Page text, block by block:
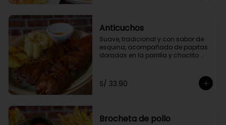
Anticuchos
Suave, tradicional y con sabor de
esquina, acompañado de papitas
doradas en la parrilla y choclito
S/ 33.90
Brocheta de pollo